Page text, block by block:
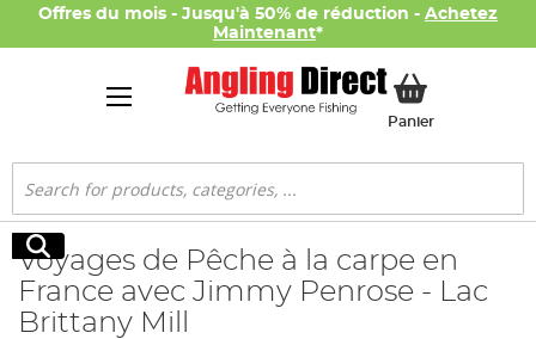
Offres du mois - Jusqu'à 50% de réduction - Achetez
Maintenant*
PanierMon panier
Rechercher
Rechercher
Voyages de Pêche à la carpe en
France avec Jimmy Penrose - Lac
Brittany Mill